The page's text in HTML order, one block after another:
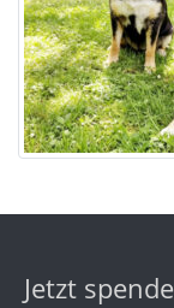
Jetzt